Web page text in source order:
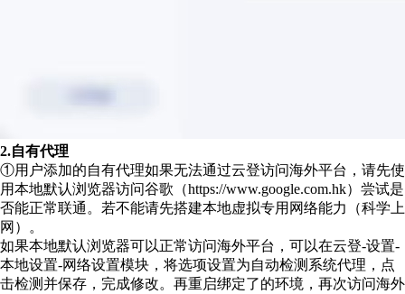
2.自有代理
①用户添加的自有代理如果无法通过云登访问海外平台，请先使
用本地默认浏览器访问谷歌（https://www.google.com.hk）尝试是
否能正常联通。若不能请先搭建本地虚拟专用网络能力（科学上
网）。
如果本地默认浏览器可以正常访问海外平台，可以在云登-设置-
本地设置-网络设置模块，将选项设置为自动检测系统代理，点
击检测并保存，完成修改。再重启绑定了的环境，再次访问海外